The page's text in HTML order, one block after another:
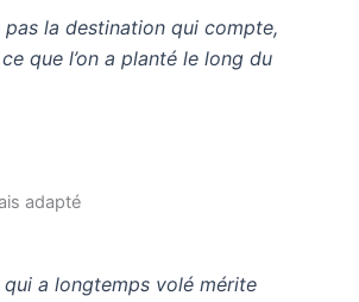
pas la destination qui compte,
que l’on a planté le long du
adapté
qui a longtemps volé mérite